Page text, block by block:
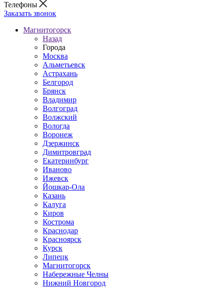
Телефоны
Заказать звонок
Магнитогорск
Назад
Города
Москва
Альметьевск
Астрахань
Белгород
Брянск
Владимир
Волгоград
Волжский
Вологда
Воронеж
Дзержинск
Димитровград
Екатеринбург
Иваново
Ижевск
Йошкар-Ола
Казань
Калуга
Киров
Кострома
Краснодар
Красноярск
Курск
Липецк
Магнитогорск
Набережные Челны
Нижний Новгород